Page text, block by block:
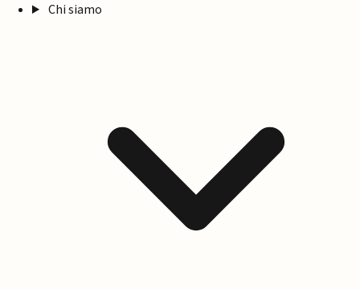
Chi siamo